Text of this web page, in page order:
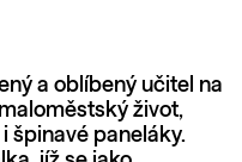
a oblíbený učitel na
život,
špinavé paneláky.